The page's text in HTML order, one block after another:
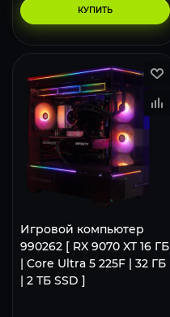
КУПИТЬ
Игровой компьютер
990262 [ RX 9070 XT 16 ГБ
| Core Ultra 5 225F | 32 ГБ
| 2 ТБ SSD ]